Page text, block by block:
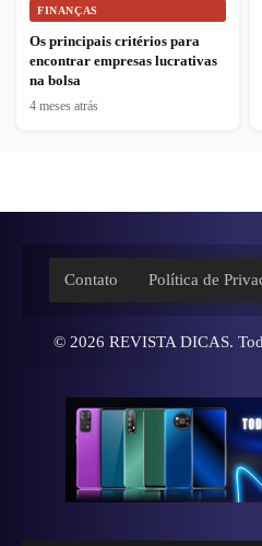
FINANÇAS
Os principais critérios para
encontrar empresas lucrativas
na bolsa
4 meses atrás
Contato Política de
© 2026 REVISTA DICAS.